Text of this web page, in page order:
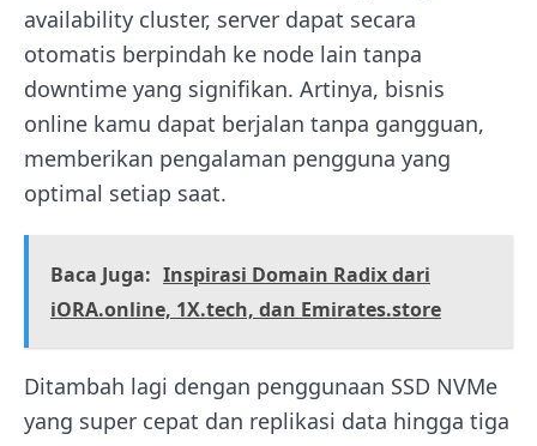
availability cluster, server dapat secara
otomatis berpindah ke node lain tanpa
downtime yang signifikan. Artinya, bisnis
online kamu dapat berjalan tanpa gangguan,
memberikan pengalaman pengguna yang
optimal setiap saat.
Baca Juga: Inspirasi Domain Radix dari
iORA.online, 1X.tech, dan Emirates.store
Ditambah lagi dengan penggunaan SSD NVMe
yang super cepat dan replikasi data hingga tiga